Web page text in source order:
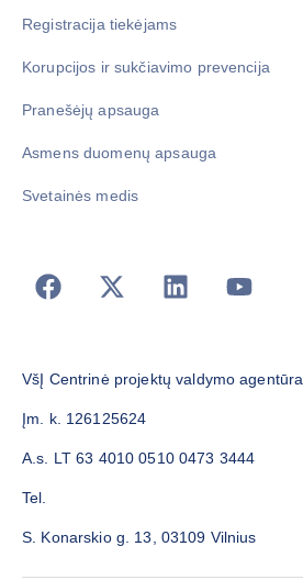
Registracija tiekėjams
Korupcijos ir sukčiavimo prevencija
Pranešėjų apsauga
Asmens duomenų apsauga
Svetainės medis
VšĮ Centrinė projektų valdymo agentūra
Įm. k. 126125624
A.s. LT 63 4010 0510 0473 3444
Tel.
S. Konarskio g. 13, 03109 Vilnius